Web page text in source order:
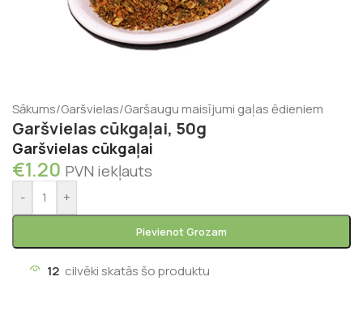
Sākums/Garšvielas/Garšaugu maisījumi gaļas ēdieniem
Garšvielas cūkgaļai, 50g
Garšvielas cūkgaļai
€1.20 PVN iekļauts
- +
Pievienot Grozam
12 cilvēki skatās šo produktu